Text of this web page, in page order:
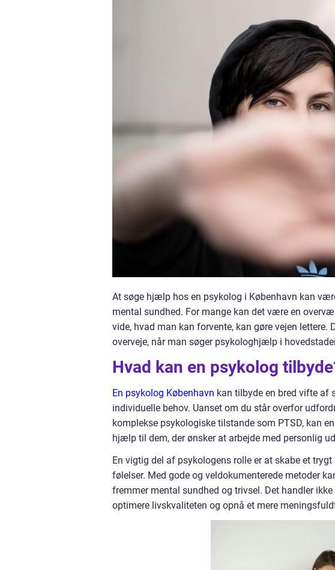
At søge hjælp hos en psykolog i København kan
mental sundhed. For mange kan det være en
vide, hvad man kan forvente, kan gøre vejen
overveje, når man søger psykologhjælp i
Hvad kan en psykolog
En psykolog København kan tilbyde en bred vifte af
individuelle behov. Uanset om du står overfor
komplekse psykologiske tilstande som PTSD, kan
hjælp til dem, der ønsker at arbejde med personlig
En vigtig del af psykologens rolle er at skabe et
følelser. Med gode og veldokumenterede metoder
fremmer mental sundhed og trivsel. Det handler
optimere livskvaliteten og opnå et mere